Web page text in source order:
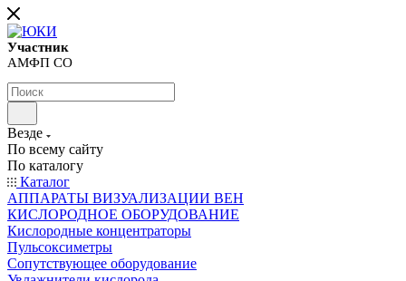
Участник
АМФП СО
Везде
По всему сайту
По каталогу
Каталог
АППАРАТЫ ВИЗУАЛИЗАЦИИ ВЕН
КИСЛОРОДНОЕ ОБОРУДОВАНИЕ
Кислородные концентраторы
Пульсоксиметры
Сопутствующее оборудование